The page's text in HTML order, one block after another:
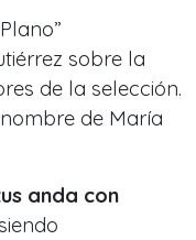
sobre la
de la selección.
de María
anda con